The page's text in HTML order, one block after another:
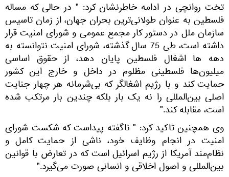
تخت روانچی در ادامه خاطرنشان کرد: " در حالی که مساله
فلسطین به عنوان طولانی‌ترین بحران جهان، از زمان تاسیس
سازمان ملل در دستور کار مجمع عمومی و شورای امنیت قرار
داشته است، طی 75 سال گذشته، شورای امنیت نتوانسته به
دهه ها اشغال فلسطین پایان دهد، از حقوق اساسی
میلیون‌ها فلسطینی مظلوم در داخل و خارج این کشور
حمایت کند و با رژیم اشغالگر که بی‌شرمانه هر چهار جنایت
اصلی بین‌المللی را نه یک بار بلکه چندین بار مرتکب شده
است، مقابله کند."
وی همچنین تاکید کرد: " ناگفته پیداست که شکست شورای
امنیت در انجام وظایف خود، ناشی از حمایت کامل و
نظام‌مند آمریکا از رژیم اسرائیل است که در تعارض با قوانین
بین‌المللی و اصول اخلاقی و انسانی صورت می‌گیرد."